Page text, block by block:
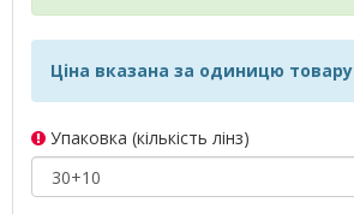
Ціна вказана за одиницю товару
Упаковка (кількість лінз)